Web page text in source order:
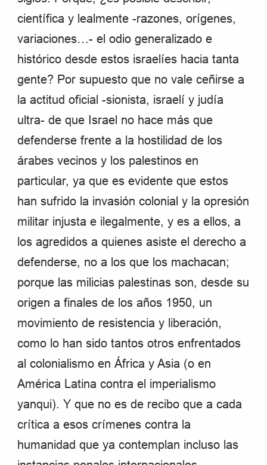
científica y lealmente -razones, orígenes,
variaciones…- el odio generalizado e
histórico desde estos israelíes hacia tanta
gente? Por supuesto que no vale ceñirse a
la actitud oficial -sionista, israelí y judía
ultra- de que Israel no hace más que
defenderse frente a la hostilidad de los
árabes vecinos y los palestinos en
particular, ya que es evidente que estos
han sufrido la invasión colonial y la opresión
militar injusta e ilegalmente, y es a ellos, a
los agredidos a quienes asiste el derecho a
defenderse, no a los que los machacan;
porque las milicias palestinas son, desde su
origen a finales de los años 1950, un
movimiento de resistencia y liberación,
como lo han sido tantos otros enfrentados
al colonialismo en África y Asia (o en
América Latina contra el imperialismo
yanqui). Y que no es de recibo que a cada
crítica a esos crímenes contra la
humanidad que ya contemplan incluso las